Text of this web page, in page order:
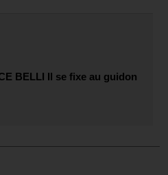
BELLI Il se fixe au guidon